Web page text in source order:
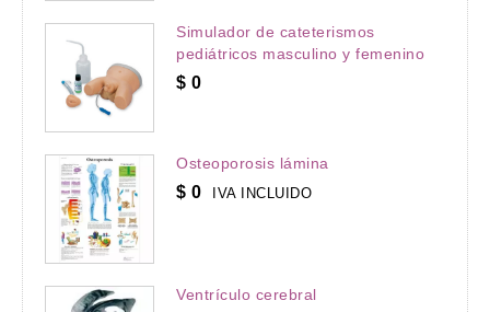
Simulador de cateterismos
pediátricos masculino y femenino
$ 0
Osteoporosis lámina
$ 0 IVA INCLUIDO
Ventrículo cerebral